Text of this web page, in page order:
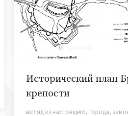
Исторический план
крепости
взгляд из настоящего, города,